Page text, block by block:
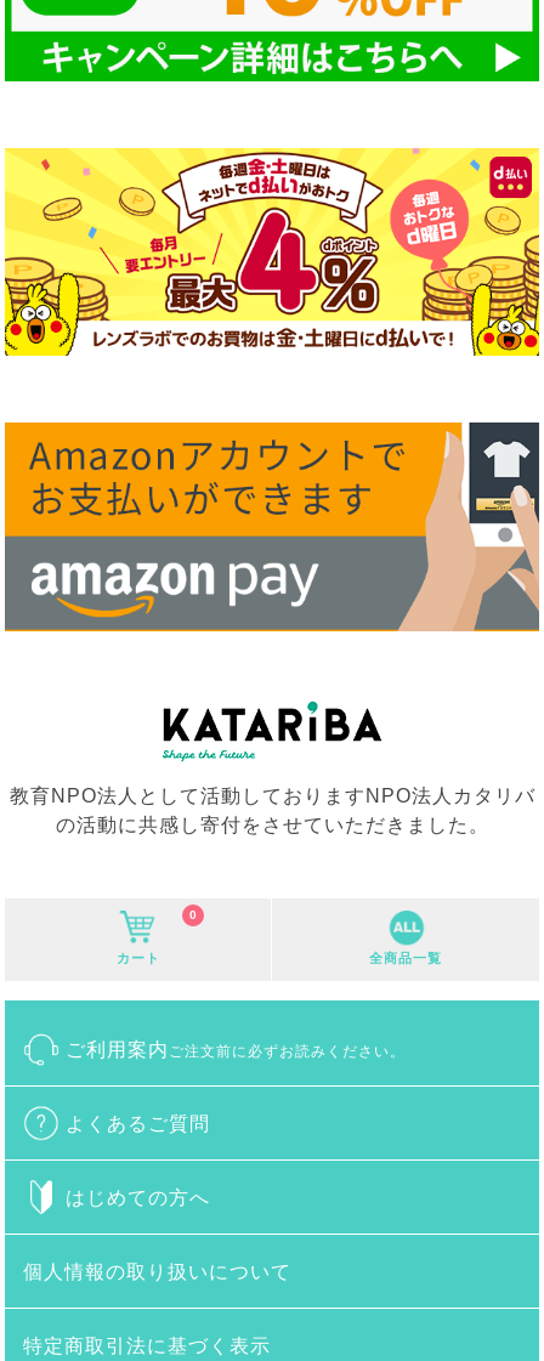
教育NPO法人として活動しておりますNPO法人カタリバ
の活動に共感し寄付をさせていただきました。
カート
0
全商品一覧
ご利用案内 ご注文前に必ずお読みください。
よくあるご質問
はじめての方へ
個人情報の取り扱いについて
特定商取引法に基づく表示